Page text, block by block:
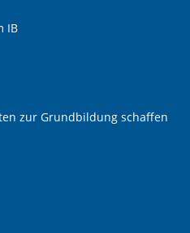
IB
zur Grundbildung schaffen